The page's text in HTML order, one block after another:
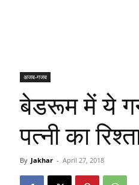
अजब-गजब
बेडरूम में ये
पत्नी का
By Jakhar - April 27, 2018